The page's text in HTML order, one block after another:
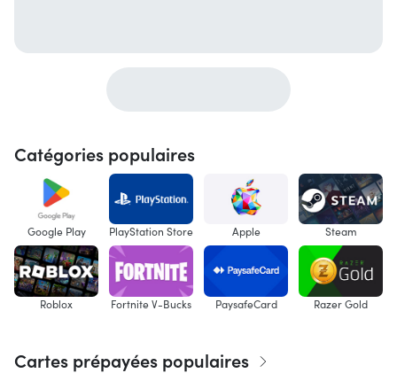
Catégories populaires
Google Play PlayStation Store Apple Steam
Roblox Fortnite V-Bucks PaysafeCard Razer Gold
Cartes prépayées populaires